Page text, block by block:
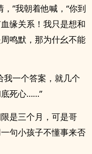
”我朝着他喊，“你到
缘关系！我只是想和
鸣默，那为什幺不能
我一个答案，就几个
死心……”
是三个月，可是哥
句小孩子不懂事来否